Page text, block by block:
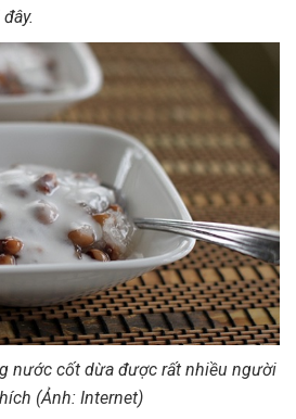
nước cốt dừa được rất nhiều người
(Ảnh: Internet)